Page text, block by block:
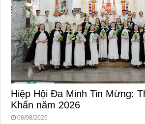
Hiệp Hội Đa Minh Tin Mừng:
Khấn năm 2026
08/08/2026